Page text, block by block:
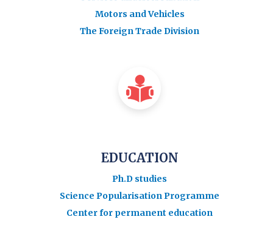
Motors and Vehicles
The Foreign Trade Division
EDUCATION
Ph.D studies
Science Popularisation Programme
Center for permanent education